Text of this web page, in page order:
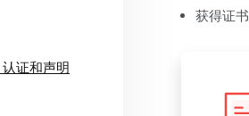
证和声明
获得证书